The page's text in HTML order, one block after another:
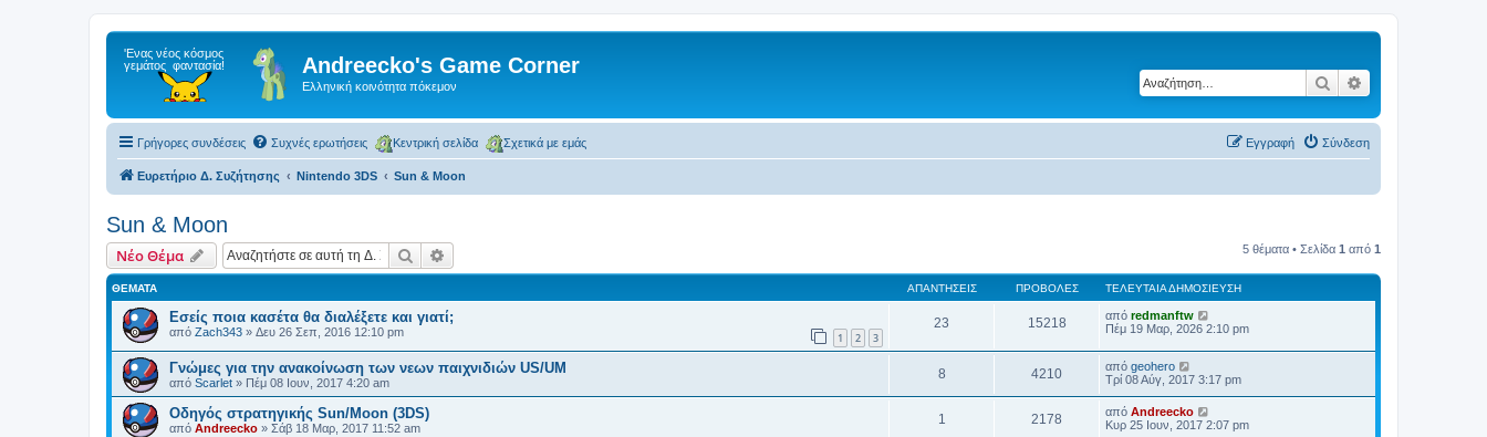
Andreecko's Game Corner
Ελληνική κοινότητα πόκεμον Αναζήτηση
Γρήγορες συνδέσεις Συχνές ερωτήσεις Κεντρική σελίδα Σχετικά με εμάς Σύνδεση
Εγγραφή
Ευρετήριο Δ. Συζήτησης Nintendo 3DS Sun & Moon
Sun & Moon
Νέο Θέμα Αναζήτηση 5 θέματα • Σελίδα 1 από 1
ΘΈΜΑΤΑ ΑΠΑΝΤΉΣΕΙΣ ΠΡΟΒΟΛΈΣ ΤΕΛΕΥΤΑΊΑ ΔΗΜΟΣΊΕΥΣΗ
Εσείς ποια κασέτα θα διαλέξετε και γιατί;
από Zach343 » Δευ 26 Σεπ, 2016 12:10 pm 1 2 3
23 15218 από redmanftw
Πέμ 19 Μαρ, 2026 2:10 pm
Γνώμες για την ανακοίνωση των νεων παιχνιδιών US/UM
από Scarlet » Πέμ 08 Ιουν, 2017 4:20 am
8 4210 από geohero
Τρί 08 Αύγ, 2017 3:17 pm
Οδηγός στρατηγικής Sun/Moon (3DS)
από Andreecko » Σάβ 18 Μαρ, 2017 11:52 am
1 2178 από Andreecko
Κυρ 25 Ιουν, 2017 2:07 pm